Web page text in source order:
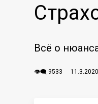
Всё о
👁️‍🗨️ 9533 11.3.2020